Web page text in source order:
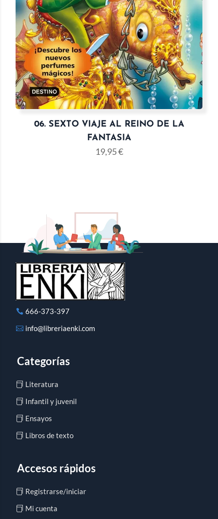
06. SEXTO VIAJE AL REINO DE LA
FANTASIA
19,95€
666-373-397
info@libreriaenki.com
Categorías
Literatura
Infantil y juvenil
Ensayos
Libros de texto
Accesos rápidos
Registrarse/iniciar
Mi cuenta